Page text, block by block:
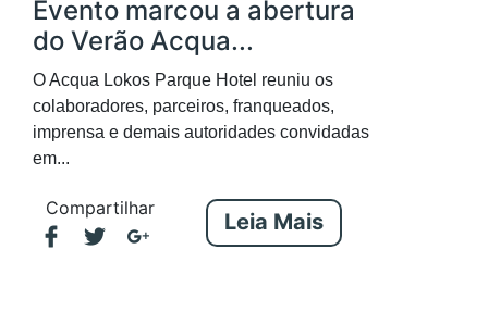
Evento marcou a abertura
do Verão Acqua...
O Acqua Lokos Parque Hotel reuniu os
colaboradores, parceiros, franqueados,
imprensa e demais autoridades convidadas
em...
Compartilhar
Leia Mais